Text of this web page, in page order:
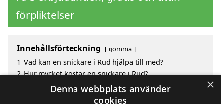
förpliktelser
Innehållsförteckning gömma
1 Vad kan en snickare i Rud hjälpa till med?
2 Hur mycket kostar en snickare i Rud?
Fördelar med att välja snickare i Rud
Sök efter en skicklig snickare i de omgivande
×
Denna webbplats använder
cookies